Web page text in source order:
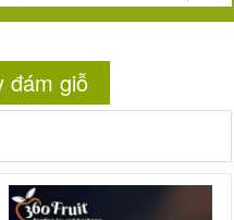
đám giỗ